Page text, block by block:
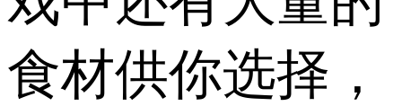
食材供你选择，